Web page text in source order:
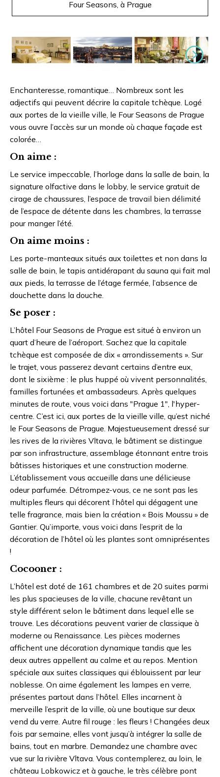
Four Seasons, à Prague
Enchanteresse, romantique… Nombreux sont les
adjectifs qui peuvent décrire la capitale tchèque. Logé
aux portes de la vieille ville, le Four Seasons de Prague
vous ouvre l’accès sur un monde où chaque façade est
colorée…
On aime :
Le service impeccable, l’horloge dans la salle de bain, la
signature olfactive dans le lobby, le service gratuit de
cirage de chaussures, l’espace de travail bien délimité
de l’espace de détente dans les chambres, la terrasse
pour manger l’été.
On aime moins :
Les porte-manteaux situés aux toilettes et non dans la
salle de bain, le tapis antidérapant du sauna qui fait mal
aux pieds, la terrasse de l’étage fermée, l’absence de
douchette dans la douche.
Se poser :
L’hôtel Four Seasons de Prague est situé à environ un
quart d’heure de l’aéroport. Sachez que la capitale
tchèque est composée de dix « arrondissements ». Sur
le trajet, vous passerez devant certains d’entre eux,
dont le sixième : le plus huppé où vivent personnalités,
familles fortunées et ambassadeurs. Après quelques
minutes de route, vous voici dans "Prague 1", l'hyper-
centre. C’est ici, aux portes de la vieille ville, qu’est niché
le Four Seasons de Prague. Majestueusement dressé sur
les rives de la rivières Vltava, le bâtiment se distingue
par son infrastructure, assemblage étonnant entre trois
bâtisses historiques et une construction moderne.
L’établissement vous accueille dans une délicieuse
odeur parfumée. Détrompez-vous, ce ne sont pas les
multiples fleurs qui décorent l’hôtel qui dégagent une
telle fragrance, mais bien la création « Bois Moussu » de
Gantier. Qu’importe, vous voici dans l’esprit de la
décoration de l’hôtel où les plantes sont omniprésentes
!
Cocooner :
L’hôtel est doté de 161 chambres et de 20 suites parmi
les plus spacieuses de la ville, chacune revêtant un
style différent selon le bâtiment dans lequel elle se
trouve. Les décorations peuvent varier de classique à
moderne ou Renaissance. Les pièces modernes
affichent une décoration dynamique tandis que les
deux autres appellent au calme et au repos. Mention
spéciale aux suites classiques qui éblouissent par leur
noblesse. On aime également les lampes en verre,
présentes partout dans l’hôtel. Elles incarnent à
merveille l’esprit de la ville, où une boutique sur deux
vend du verre. Autre fil rouge : les fleurs ! Changées deux
fois par semaine, elles vont jusqu’à intégrer la salle de
bains, tout en marbre. Demandez une chambre avec
vue sur la rivière Vltava. Vous contemplerez, au loin, le
château Lobkowicz et à gauche, le très célèbre pont